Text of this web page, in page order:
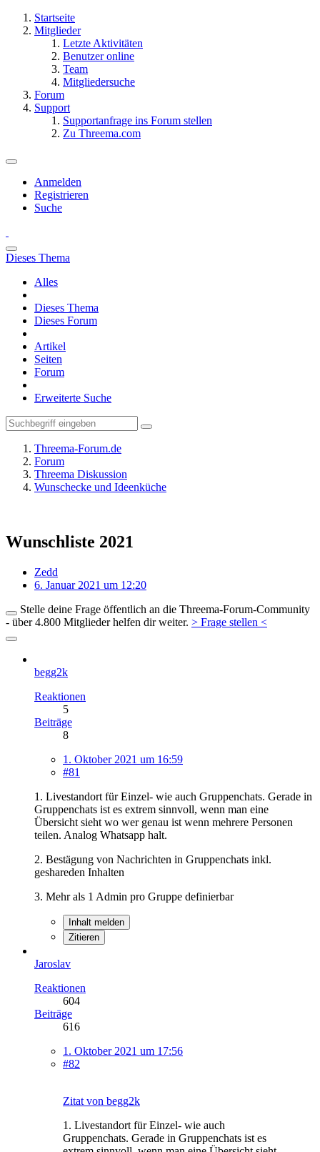
Startseite
Mitglieder
Letzte Aktivitäten
Benutzer online
Team
Mitgliedersuche
Forum
Support
Supportanfrage ins Forum stellen
Zu Threema.com
Anmelden
Registrieren
Suche
Dieses Thema
Alles
Dieses Thema
Dieses Forum
Artikel
Seiten
Forum
Erweiterte Suche
Threema-Forum.de
Forum
Threema Diskussion
Wunschecke und Ideenküche
Wunschliste 2021
Zedd
6. Januar 2021 um 12:20
Stelle deine Frage öffentlich an die Threema-Forum-Community
- über 4.800 Mitglieder helfen dir weiter. > Frage stellen <
begg2k
Reaktionen
5
Beiträge
8
1. Oktober 2021 um 16:59
#81
1. Livestandort für Einzel- wie auch Gruppenchats. Gerade in
Gruppenchats ist es extrem sinnvoll, wenn man eine
Übersicht sieht wo wer genau ist wenn mehrere Personen
teilen. Analog Whatsapp halt.
2. Bestägung von Nachrichten in Gruppenchats inkl.
geshareden Inhalten
3. Mehr als 1 Admin pro Gruppe definierbar
Inhalt melden
Zitieren
Jaroslav
Reaktionen
604
Beiträge
616
1. Oktober 2021 um 17:56
#82
Zitat von begg2k
1. Livestandort für Einzel- wie auch
Gruppenchats. Gerade in Gruppenchats ist es